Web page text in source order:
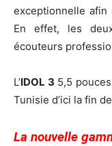
exceptionnelle
En effet, les
écouteurs
L’IDOL 3 5,5
Tunisie d’ici la fin de
La nouvelle